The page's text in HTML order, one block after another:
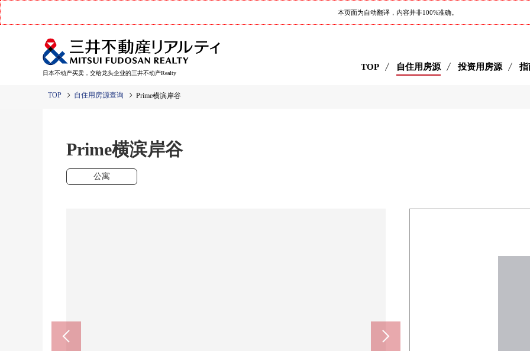
本页面为自动翻译，内容并非100%准确。
日本不动产买卖，交给龙头企业的三井不动产Realty
TOP 自住用房源 投资用房源 指
TOP 自住用房源查询 Prime横滨岸谷
Prime横滨岸谷
公寓